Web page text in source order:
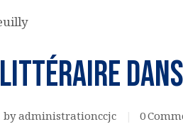
by administrationccjc 0